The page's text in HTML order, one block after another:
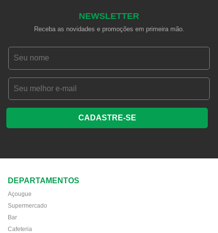
NEWSLETTER
Receba as novidades e promoções em primeira mão.
CADASTRE-SE
DEPARTAMENTOS
Açougue
Supermercado
Bar
Cafeteria